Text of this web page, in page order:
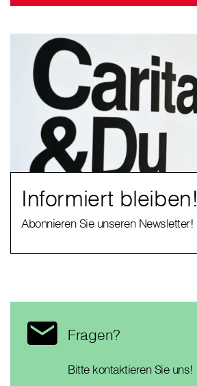
Informiert bleiben!
Abonnieren Sie unseren Newsletter!
Fragen?
Bitte kontaktieren Sie uns!